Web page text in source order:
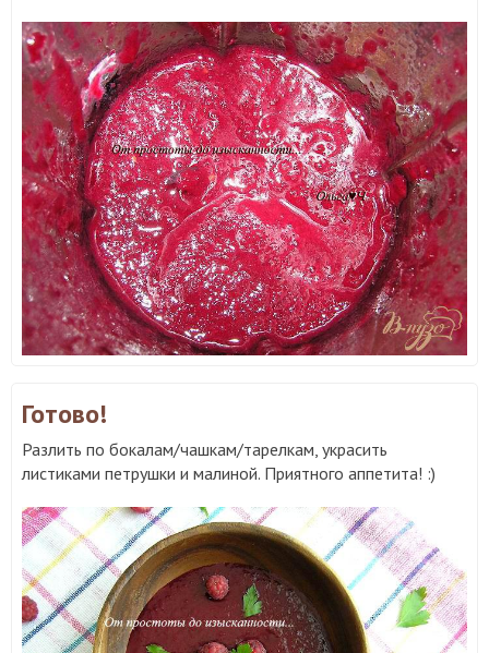
Готово!
Разлить по бокалам/чашкам/тарелкам, украсить
листиками петрушки и малиной. Приятного аппетита! :)